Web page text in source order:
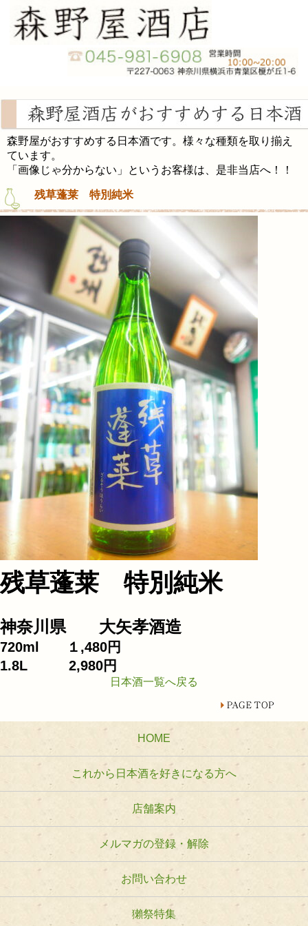
森野屋がおすすめする日本酒です。様々な種類を取り揃え
ています。
「画像じゃ分からない」というお客様は、是非当店へ！！
残草蓬莱 特別純米
残草蓬莱 特別純米
神奈川県 大矢孝酒造
720ml １,480円
1.8L 2,980円
日本酒一覧へ戻る
HOME
これから日本酒を好きになる方へ
店舗案内
メルマガの登録・解除
お問い合わせ
獺祭特集